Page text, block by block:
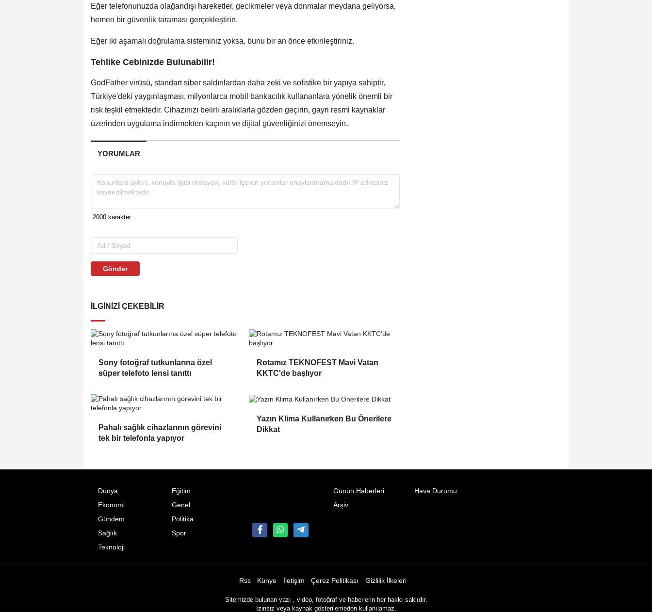
Eğer telefonunuzda olağandışı hareketler, gecikmeler veya donmalar meydana geliyorsa,
hemen bir güvenlik taraması gerçekleştirin.
Eğer iki aşamalı doğrulama sisteminiz yoksa, bunu bir an önce etkinleştiriniz.
Tehlike Cebinizde Bulunabilir!
GodFather virüsü, standart siber saldırılardan daha zeki ve sofistike bir yapıya sahiptir.
Türkiye'deki yaygınlaşması, milyonlarca mobil bankacılık kullananlara yönelik önemli bir
risk teşkil etmektedir. Cihazınızı belirli aralıklarla gözden geçirin, gayri resmi kaynaklar
üzerinden uygulama indirmekten kaçının ve dijital güvenliğinizi önemseyin..
YORUMLAR
Gönder
İLGINIZI ÇEKEBILIR
Sony fotoğraf tutkunlarına özel
süper telefoto lensi tanıttı
Rotamız TEKNOFEST Mavi Vatan
KKTC'de başlıyor
Pahalı sağlık cihazlarının görevini
tek bir telefonla yapıyor
Yazın Klima Kullanırken Bu Önerilere
Dikkat
Dünya
Eğitim
Ekonomi
Genel
Gündem
Politika
Sağlık
Spor
Teknoloji
Günün Haberleri
Arşiv
Hava Durumu
Rss Künye İletişim Çerez Politikası Gizlilik İlkeleri
Sitemizde bulunan yazı , video, fotoğraf ve haberlerin her hakkı saklıdır.
İzinsiz veya kaynak gösterilemeden kullanılamaz.